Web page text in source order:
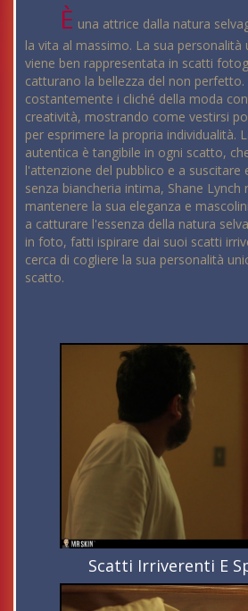
È una attrice dalla natura
la vita al massimo. La sua personalità
viene ben rappresentata in scatti
catturano la bellezza del non perfetto.
costantemente i cliché della moda
creatività, mostrando come vestirsi
per esprimere la propria individualità.
autentica è tangibile in ogni scatto,
l'attenzione del pubblico e a suscitare
senza biancheria intima, Shane Lynch
mantenere la sua eleganza e
a catturare l'essenza della natura
in foto, fatti ispirare dai suoi scatti
cerca di cogliere la sua personalità
scatto.
Scatti Irriverenti E